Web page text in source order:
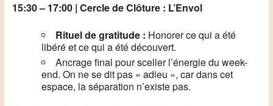
15:30 – 17:00 | Cercle de Clôture : L’Envol
Rituel de gratitude : Honorer ce qui a été
libéré et ce qui a été découvert.
Ancrage final pour sceller l’énergie du week-
end. On ne se dit pas « adieu », car dans cet
espace, la séparation n’existe pas.